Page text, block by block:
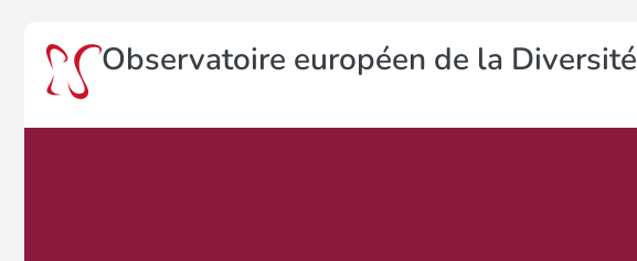
Observatoire européen de la Diversité